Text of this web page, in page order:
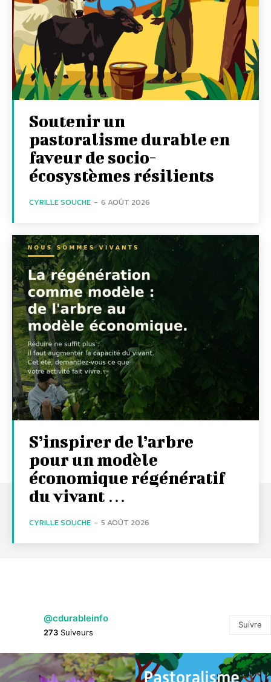
Soutenir un
pastoralisme durable en
faveur de socio-
écosystèmes résilients
CYRILLE SOUCHE - 6 AOÛT 2026
S’inspirer de l’arbre
pour un modèle
économique régénératif
du vivant …
CYRILLE SOUCHE - 5 AOÛT 2026
@cdurableinfo
273 Suiveurs
Suivre